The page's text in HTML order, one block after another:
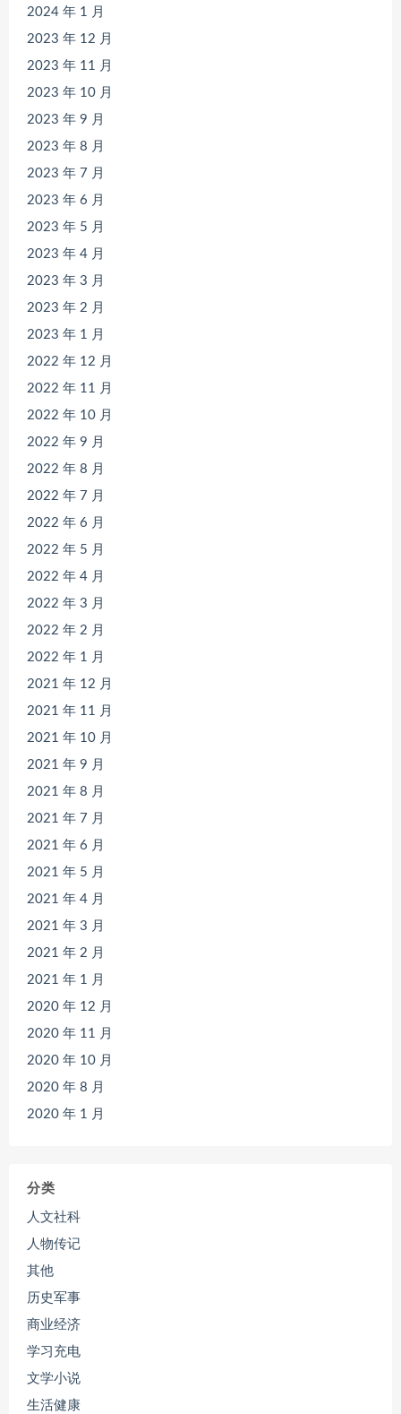
2024 年 1 月
2023 年 12 月
2023 年 11 月
2023 年 10 月
2023 年 9 月
2023 年 8 月
2023 年 7 月
2023 年 6 月
2023 年 5 月
2023 年 4 月
2023 年 3 月
2023 年 2 月
2023 年 1 月
2022 年 12 月
2022 年 11 月
2022 年 10 月
2022 年 9 月
2022 年 8 月
2022 年 7 月
2022 年 6 月
2022 年 5 月
2022 年 4 月
2022 年 3 月
2022 年 2 月
2022 年 1 月
2021 年 12 月
2021 年 11 月
2021 年 10 月
2021 年 9 月
2021 年 8 月
2021 年 7 月
2021 年 6 月
2021 年 5 月
2021 年 4 月
2021 年 3 月
2021 年 2 月
2021 年 1 月
2020 年 12 月
2020 年 11 月
2020 年 10 月
2020 年 8 月
2020 年 1 月
分类
人文社科
人物传记
其他
历史军事
商业经济
学习充电
文学小说
生活健康